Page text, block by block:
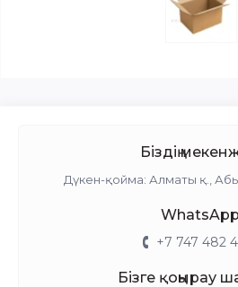
Біздің
Дүкен-қойма: Алматы қ.,
+7 747 482
Бізге қоңырау